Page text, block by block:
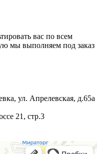
вас по всем
мы выполняем под заказ
ул. Апрелевская, д.65а
21, стр.3